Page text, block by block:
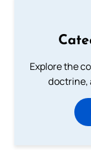
Explore the
doctrine,